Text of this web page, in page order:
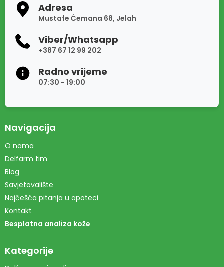
Adresa
Mustafe Ćemana 68, Jelah
Viber/Whatsapp
+387 67 12 99 202
Radno vrijeme
07:30 - 19:00
Navigacija
O nama
Delfarm tim
Blog
Savjetovalište
Najčešća pitanja u apoteci
Kontakt
Besplatna analiza kože
Kategorije